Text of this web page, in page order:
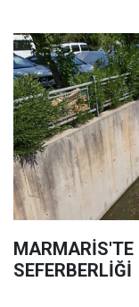
MARMARİS'TE
SEFERBERLİĞİ